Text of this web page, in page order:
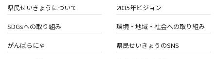
県民せいきょうについて 2035年ビジョン
SDGsへの取り組み 環境・地域・ 社会への取り組み
がんばらにゃ 県民せいきょうのSNS